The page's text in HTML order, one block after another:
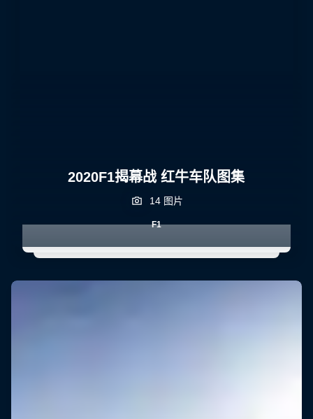
2020F1揭幕战 红牛车队图集
14 图片
F1